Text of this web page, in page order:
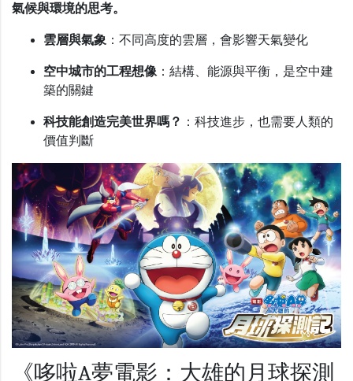
氣候與環境的思考。
雲層與氣象 ：不同高度的雲層，會影響天氣變化
空中城市的工程想像：結構、能源與平衡，是空中建
築的關鍵
科技能創造完美世界嗎？ ：科技進步，也需要人類的
價值判斷
《哆啦A夢電影：大雄的月球探測